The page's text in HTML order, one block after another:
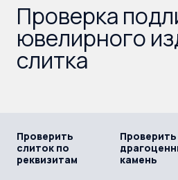
Проверка
ювелирного
слитка
Проверить
слиток по
реквизитам
Проверить
камень